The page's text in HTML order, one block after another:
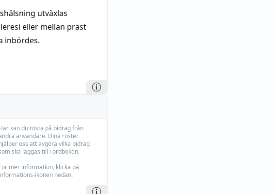
utväxlas
eller mellan präst
inbördes.
kan du rösta på bidrag från
användare. Dina röster
oss att avgöra vilka bidrag
ska läggas till i ordboken.
mer information, klicka på
ikonen nedan.